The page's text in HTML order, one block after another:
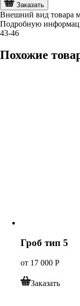
Заказать
Внешний вид товара
Подробную
43-46
Похожие
Гроб тип 5
от 17 000 Р
Заказать